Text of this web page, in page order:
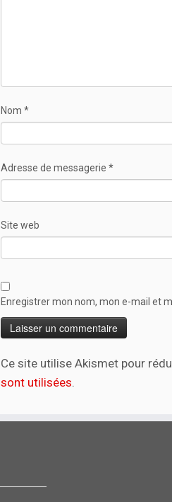
Nom *
Adresse de messagerie *
Site web
Enregistrer mon nom, mon e-mail et
Ce site utilise Akismet pour
sont utilisées.